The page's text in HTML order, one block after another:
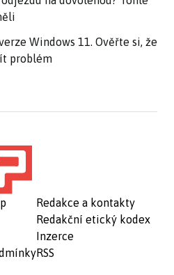
Windows 11. Ověřte si, že
problém
Redakce a kontakty
Redakční etický kodex
Inzerce
RSS